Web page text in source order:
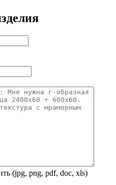
(jpg, png, pdf, doc, xls)